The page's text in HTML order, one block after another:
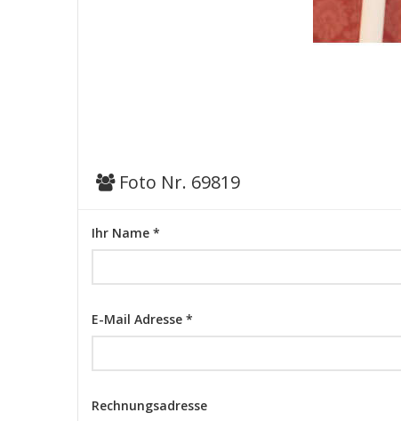
Foto Nr. 69819
Ihr Name *
E-Mail Adresse *
Rechnungsadresse